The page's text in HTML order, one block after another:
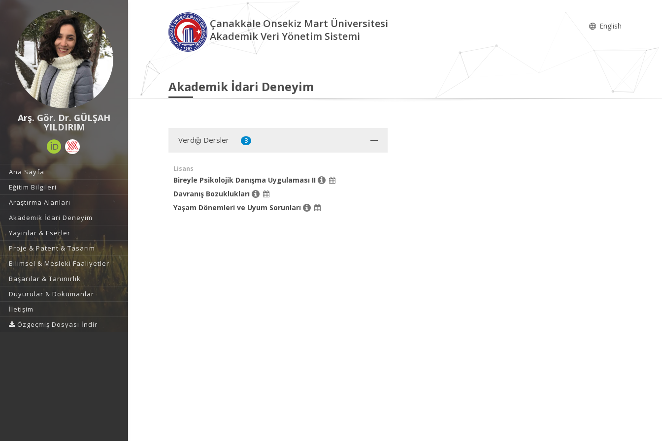
Arş. Gör. Dr. GÜLŞAH
YILDIRIM
Ana Sayfa
Eğitim Bilgileri
Araştırma Alanları
Akademik İdari Deneyim
Yayınlar & Eserler
Proje & Patent & Tasarım
Bilimsel & Mesleki Faaliyetler
Başarılar & Tanınırlık
Duyurular & Dokümanlar
İletişim
Özgeçmiş Dosyası İndir
Çanakkale Onsekiz Mart Üniversitesi
Akademik Veri Yönetim Sistemi
English
Akademik İdari Deneyim
Verdiği Dersler 3
Lisans
Bireyle Psikolojik Danışma Uygulaması II
Davranış Bozuklukları
Yaşam Dönemleri ve Uyum Sorunları